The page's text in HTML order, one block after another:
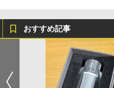
おすすめ記事